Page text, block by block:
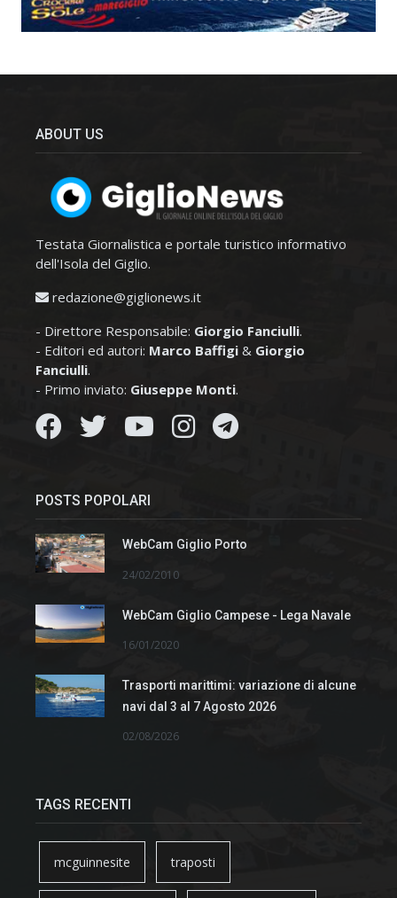
ABOUT US
Testata Giornalistica e portale turistico informativo
dell'Isola del Giglio.
redazione@giglionews.it
- Direttore Responsabile: Giorgio Fanciulli.
- Editori ed autori: Marco Baffigi & Giorgio
Fanciulli.
- Primo inviato: Giuseppe Monti.
POSTS POPOLARI
WebCam Giglio Porto
24/02/2010
WebCam Giglio Campese - Lega Navale
16/01/2020
Trasporti marittimi: variazione di alcune
navi dal 3 al 7 Agosto 2026
02/08/2026
TAGS RECENTI
mcguinnesite traposti